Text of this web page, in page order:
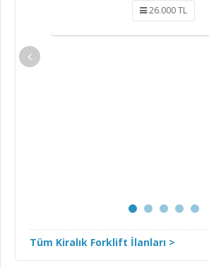
26.000 TL
Tüm Kiralık Forklift İlanları >